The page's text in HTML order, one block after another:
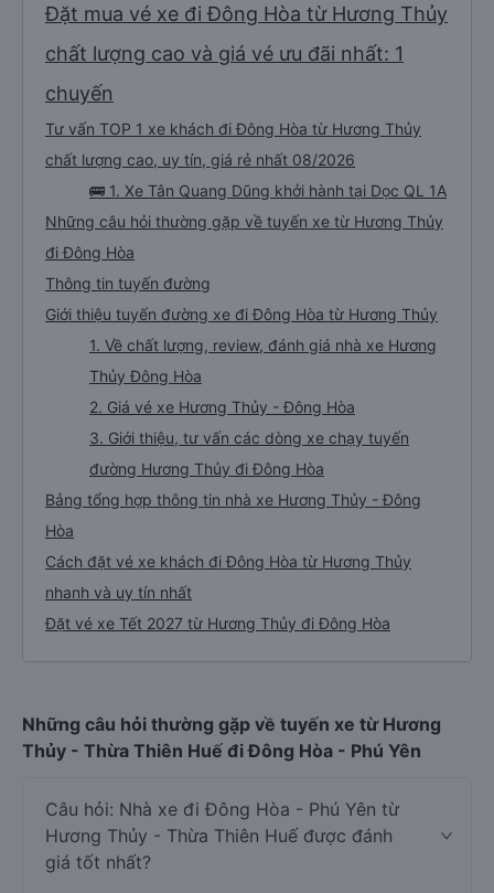
Đặt mua vé xe đi Đông Hòa từ Hương Thủy
chất lượng cao và giá vé ưu đãi nhất: 1
chuyến
Tư vấn TOP 1 xe khách đi Đông Hòa từ Hương Thủy
chất lượng cao, uy tín, giá rẻ nhất 08/2026
🚌 1. Xe Tân Quang Dũng khởi hành tại Dọc QL 1A
Những câu hỏi thường gặp về tuyến xe từ Hương Thủy
đi Đông Hòa
Thông tin tuyến đường
Giới thiệu tuyến đường xe đi Đông Hòa từ Hương Thủy
1. Về chất lượng, review, đánh giá nhà xe Hương
Thủy Đông Hòa
2. Giá vé xe Hương Thủy - Đông Hòa
3. Giới thiệu, tư vấn các dòng xe chạy tuyến
đường Hương Thủy đi Đông Hòa
Bảng tổng hợp thông tin nhà xe Hương Thủy - Đông
Hòa
Cách đặt vé xe khách đi Đông Hòa từ Hương Thủy
nhanh và uy tín nhất
Đặt vé xe Tết 2027 từ Hương Thủy đi Đông Hòa
Những câu hỏi thường gặp về tuyến xe từ Hương
Thủy - Thừa Thiên Huế đi Đông Hòa - Phú Yên
Câu hỏi: Nhà xe đi Đông Hòa - Phú Yên từ
Hương Thủy - Thừa Thiên Huế được đánh
giá tốt nhất?